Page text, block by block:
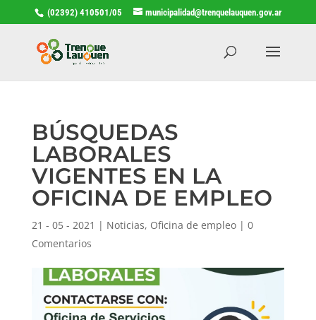
(02392) 410501/05 municipalidad@trenquelauquen.gov.ar
BÚSQUEDAS
LABORALES
VIGENTES EN LA
OFICINA DE EMPLEO
21 - 05 - 2021 | Noticias, Oficina de empleo| 0
Comentarios